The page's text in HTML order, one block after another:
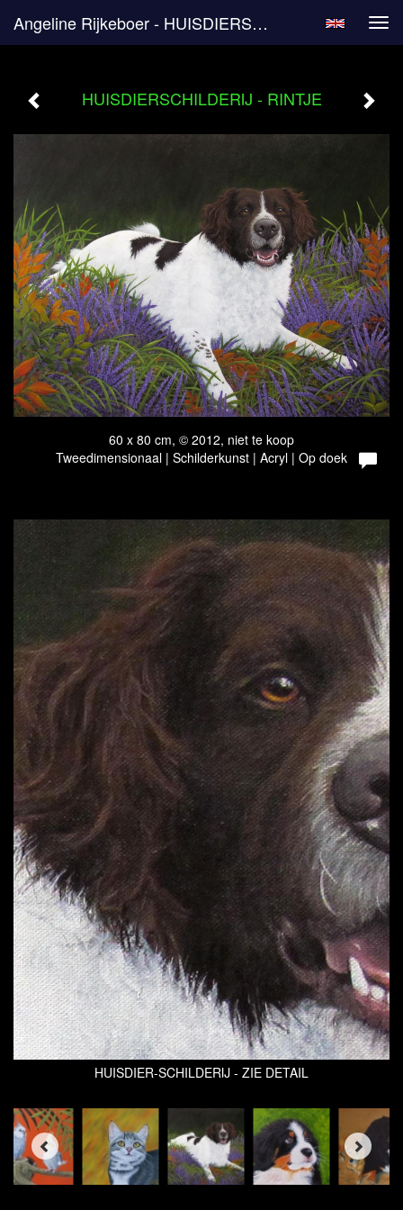
Angeline Rijkeboer - HUISDIERSCHILDERIJ - RINTJE
HUISDIERSCHILDERIJ - RINTJE
60 x 80 cm, © 2012, niet te koop
Tweedimensionaal | Schilderkunst | Acryl | Op doek
HUISDIER-SCHILDERIJ - ZIE DETAIL